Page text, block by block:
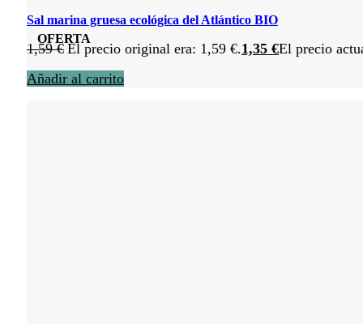
OFERTA
Sal marina gruesa ecológica del Atlántico BIO
1,59€ El precio original era: 1,59 €.1,35 €El precio
Añadir al carrito